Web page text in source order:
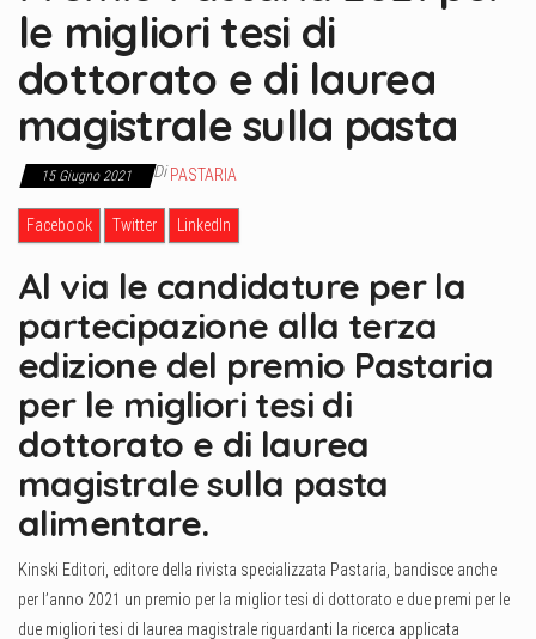
le migliori tesi di
dottorato e di laurea
magistrale sulla pasta
15 Giugno 2021 Di PASTARIA
Facebook Twitter LinkedIn
Al via le candidature per la
partecipazione alla terza
edizione del premio Pastaria
per le migliori tesi di
dottorato e di laurea
magistrale sulla pasta
alimentare.
Kinski Editori, editore della rivista specializzata Pastaria, bandisce anche
per l’anno 2021 un premio per la miglior tesi di dottorato e due premi per le
due migliori tesi di laurea magistrale riguardanti la ricerca applicata